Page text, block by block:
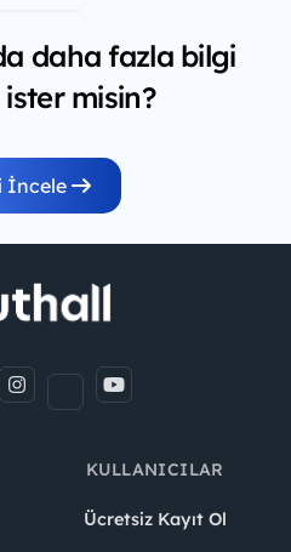
daha fazla bilgi
misin?
İncele
KULLANICILAR
Ücretsiz Kayıt Ol